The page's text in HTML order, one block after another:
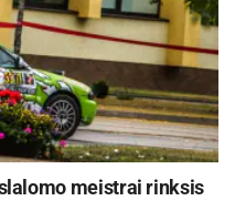
meistrai rinksis